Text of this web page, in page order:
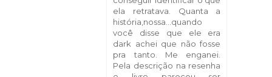
ela retratava. Quanta a
história,nossa...quando
você disse que ele era
dark achei que não fosse
pra tanto. Me enganei.
Pela descrição na resenha